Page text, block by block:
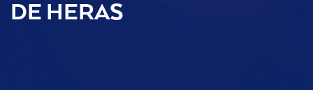
DE HERAS